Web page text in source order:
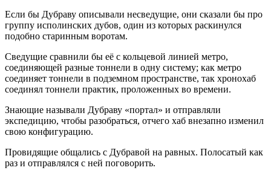
Если бы Дубраву описывали несведущие, они сказали бы про
группу исполинских дубов, один из которых раскинулся
подобно старинным воротам.
Сведущие сравнили бы её с кольцевой линией метро,
соединяющей разные тоннели в одну систему; как метро
соединяет тоннели в подземном пространстве, так хронохаб
соединял тоннели практик, проложенных во времени.
Знающие называли Дубраву «портал» и отправляли
экспедицию, чтобы разобраться, отчего хаб внезапно изменил
свою конфигурацию.
Провидящие общались с Дубравой на равных. Полосатый как
раз и отправлялся с ней поговорить.